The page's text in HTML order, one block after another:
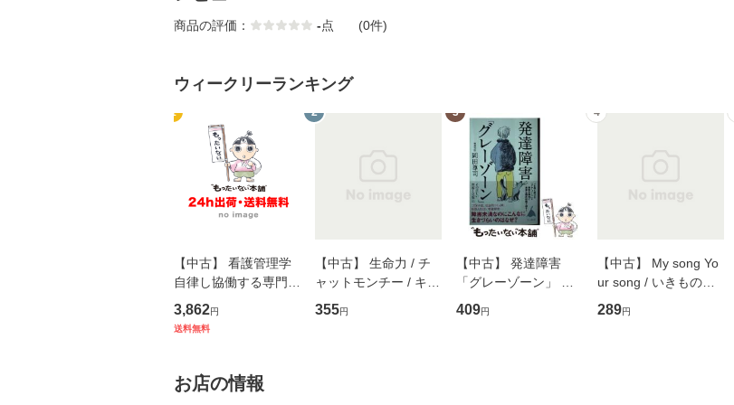
商品の評価： -点 (0件)
ウィークリーランキング
1
【中古】 看護管理学
自律し協働する専門職
の看護マネジメントス
キル 改訂第3版 (看護
堂 [単行
3,862円
送料無料
2
【中古】 生命力 / チ
ャットモンチー / キュ
ーンレコード [CD]
【メール便送料無料】
355円
3
【中古】 発達障害
「グレーゾーン」 そ
の正しい理解と克服法
(SB新書 572) / 岡田尊
409円
4
【中古】 My song Yo
ur song / いきものが
かり / [CD]【メール便
送料無料】
289円
お店の情報